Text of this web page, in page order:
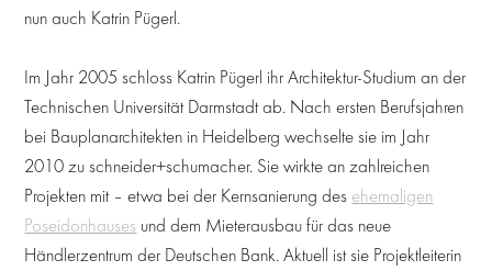
nun auch Katrin Pügerl.
Im Jahr 2005 schloss Katrin Pügerl ihr Architektur-Studium an der
Technischen Universität Darmstadt ab. Nach ersten Berufsjahren
bei Bauplanarchitekten in Heidelberg wechselte sie im Jahr
2010 zu schneider+schumacher. Sie wirkte an zahlreichen
Projekten mit – etwa bei der Kernsanierung des ehemaligen
Poseidonhauses und dem Mieterausbau für das neue
Händlerzentrum der Deutschen Bank. Aktuell ist sie Projektleiterin